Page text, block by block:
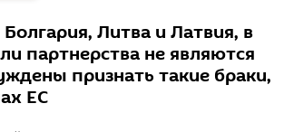
Литва и Латвия, в
партнерства не являются
признать такие браки,
ЕС